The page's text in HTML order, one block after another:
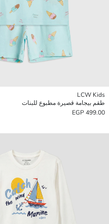
LCW Kids
طقم بيجامة قصيرة مطبوع للبنات
499.00 EGP